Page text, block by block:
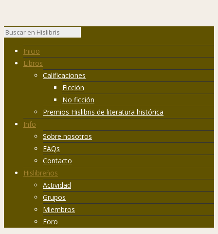
Inicio
Libros
Calificaciones
Ficción
No ficción
Premios Hislibris de literatura histórica
Info
Sobre nosotros
FAQs
Contacto
Hislibreños
Actividad
Grupos
Miembros
Foro